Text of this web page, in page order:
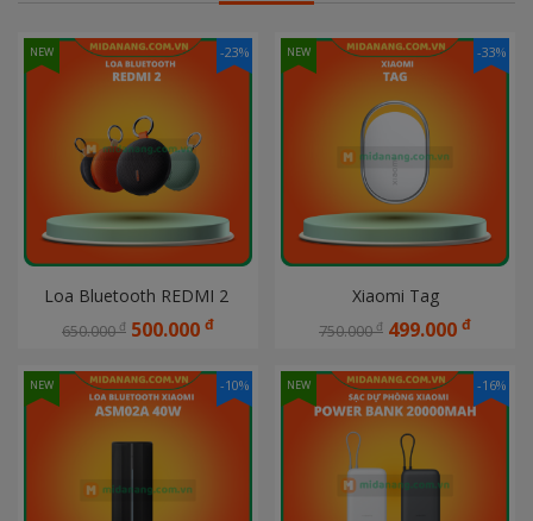
Loa Bluetooth REDMI 2
650.000đ 500.000 đ
-23%
NEW
Xiaomi Tag
750.000đ 499.000 đ
-33%
NEW
-10%
NEW -16%
NEW